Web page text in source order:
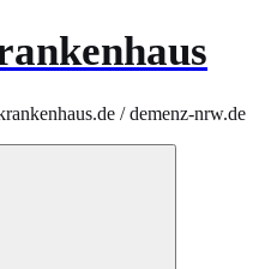
/ demenz-nrw.de